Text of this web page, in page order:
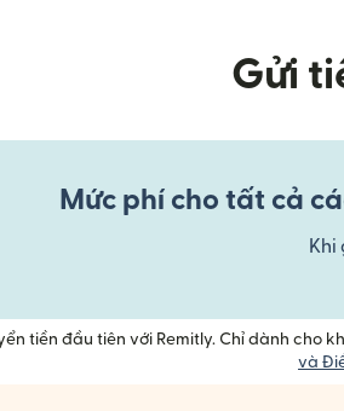
Gửi
Mức phí cho tất cả
Khi
tiền đầu tiên với Remitly. Chỉ dành cho
và